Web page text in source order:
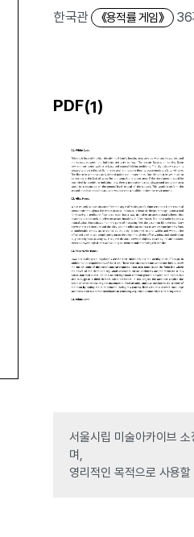
한국관 《용적률 게임》 36
PDF(1)
서울시립 미술아카이브
며,
영리적인 목적으로 사용